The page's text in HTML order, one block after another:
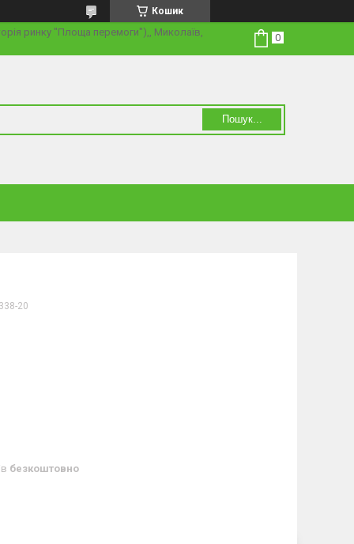
Кошик
ринку "Площа перемоги"),, Миколаїв,
Пошук...
20
безкоштовно